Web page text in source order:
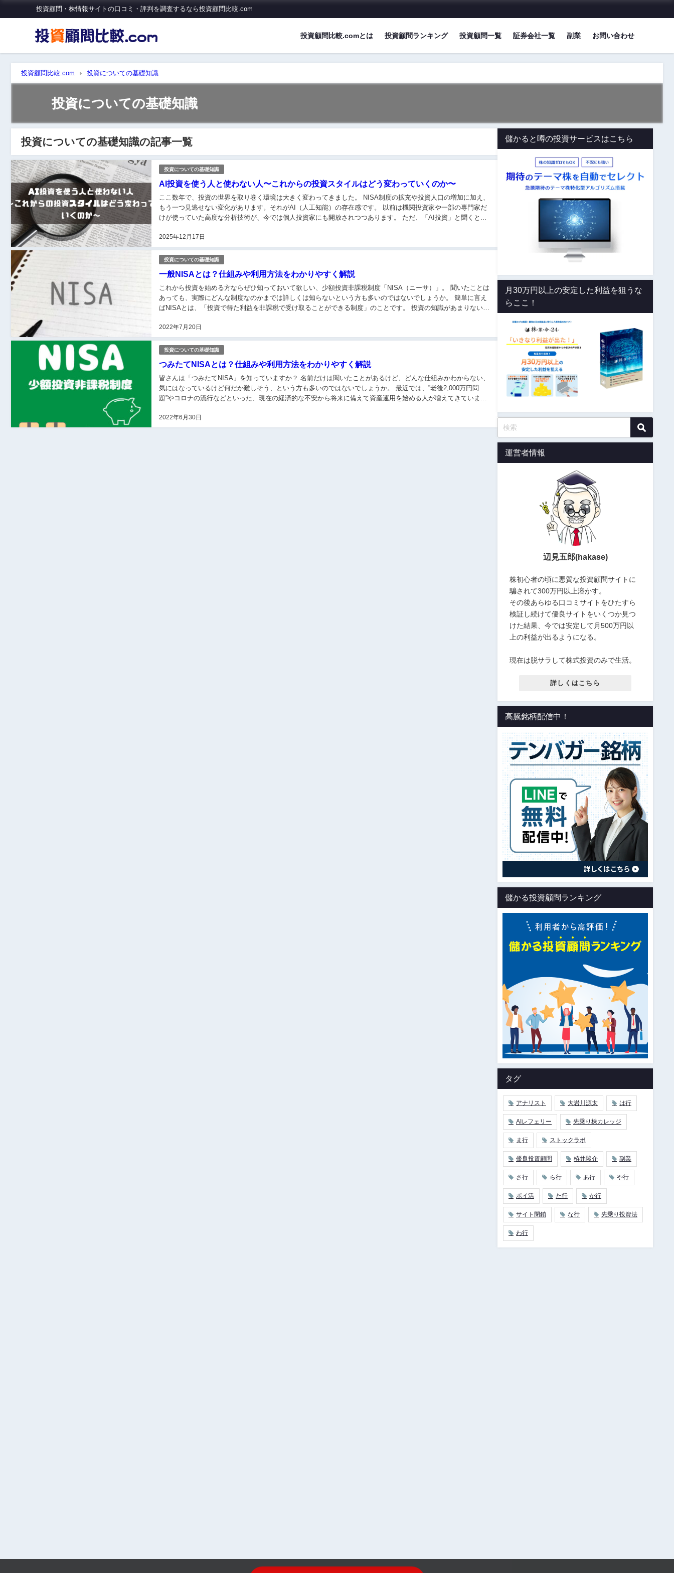
投資顧問・株情報サイトの口コミ・評判を調査するなら投資顧問比較.com
投資顧問比較.comとは 投資顧問ランキング 投資顧問一覧 証券会社一覧 副業 お問い合わせ
投資顧問比較.com 投資についての基礎知識
投資についての基礎知識
投資についての基礎知識の記事一覧
投資についての基礎知識
AI投資を使う人と使わない人〜これからの投資スタイルはどう変わっていくのか〜
2025年12月17日
ここ数年で、投資の世界を取り巻く環境は大きく変わってきました。 NISA制度の拡充や投資人口の増加に加え、
もう一つ見逃せない変化があります。それがAI（人工知能）の存在感です。 以前は機関投資家や一部の専門家だ
けが使っていた高度な分析技術が、今では個人投資家にも開放されつつあります。 ただ、「AI投資」と聞くと...
投資についての基礎知識
一般NISAとは？仕組みや利用方法をわかりやすく解説
2022年7月20日
これから投資を始める方ならぜひ知っておいて欲しい、少額投資非課税制度「NISA（ニーサ）」。 聞いたことは
あっても、実際にどんな制度なのかまでは詳しくは知らないという方も多いのではないでしょうか。 簡単に言え
ばNISAとは、「投資で得た利益を非課税で受け取ることができる制度」のことです。 投資の知識があまりない
投資についての基礎知識
つみたてNISAとは？仕組みや利用方法をわかりやすく解説
2022年6月30日
皆さんは「つみたてNISA」を知っていますか？ 名前だけは聞いたことがあるけど、どんな仕組みかわからない、
気にはなっているけど何だか難しそう、という方も多いのではないでしょうか。 最近では、”老後2,000万円問
題”やコロナの流行などといった、現在の経済的な不安から将来に備えて資産運用を始める人が増えてきています
儲かると噂の投資サービスはこちら
月30万円以上の安定した利益を狙うな
らここ！
運営者情報
辺見五郎(hakase)
株初心者の頃に悪質な投資顧問サイトに
騙されて300万円以上溶かす。
その後あらゆる口コミサイトをひたすら
検証し続けて優良サイトをいくつか見つ
けた結果、今では安定して月500万円以
上の利益が出るようになる。
現在は脱サラして株式投資のみで生活。
詳しくはこちら
高騰銘柄配信中！
儲かる投資顧問ランキング
タグ
アナリスト 大岩川源太 は行
AIレフェリー 先乗り株カレッジ
ま行 ストックラボ
優良投資顧問 栫井駿介 副業
さ行 ら行 あ行 や行
ポイ活 た行 か行
サイト閉鎖 な行 先乗り投資法
わ行